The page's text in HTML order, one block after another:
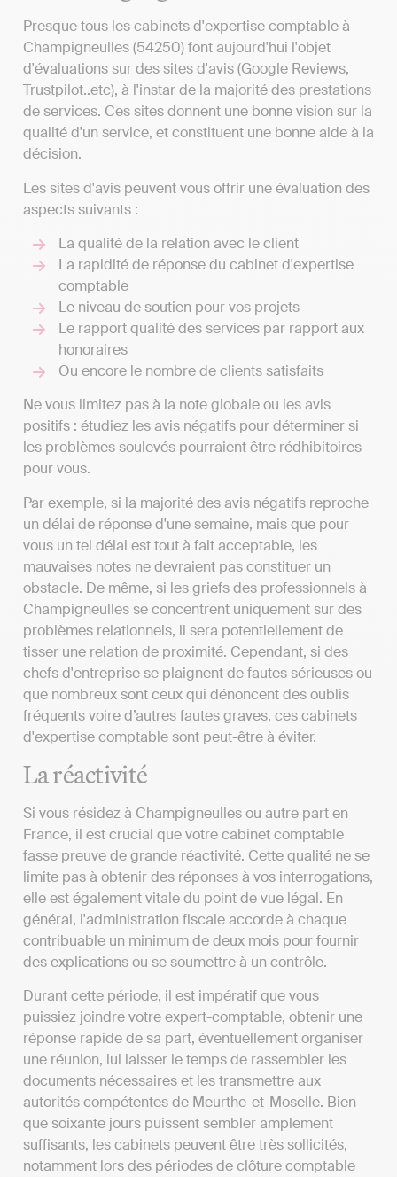
Presque tous les cabinets d'expertise comptable à
Champigneulles (54250) font aujourd'hui l'objet
d'évaluations sur des sites d'avis (Google Reviews,
Trustpilot..etc), à l'instar de la majorité des prestations
de services. Ces sites donnent une bonne vision sur la
qualité d'un service, et constituent une bonne aide à la
décision.
Les sites d'avis peuvent vous offrir une évaluation des
aspects suivants :
La qualité de la relation avec le client
La rapidité de réponse du cabinet d'expertise
comptable
Le niveau de soutien pour vos projets
Le rapport qualité des services par rapport aux
honoraires
Ou encore le nombre de clients satisfaits
Ne vous limitez pas à la note globale ou les avis
positifs : étudiez les avis négatifs pour déterminer si
les problèmes soulevés pourraient être rédhibitoires
pour vous.
Par exemple, si la majorité des avis négatifs reproche
un délai de réponse d'une semaine, mais que pour
vous un tel délai est tout à fait acceptable, les
mauvaises notes ne devraient pas constituer un
obstacle. De même, si les griefs des professionnels à
Champigneulles se concentrent uniquement sur des
problèmes relationnels, il sera potentiellement de
tisser une relation de proximité. Cependant, si des
chefs d'entreprise se plaignent de fautes sérieuses ou
que nombreux sont ceux qui dénoncent des oublis
fréquents voire d’autres fautes graves, ces cabinets
d'expertise comptable sont peut-être à éviter.
La réactivité
Si vous résidez à Champigneulles ou autre part en
France, il est crucial que votre cabinet comptable
fasse preuve de grande réactivité. Cette qualité ne se
limite pas à obtenir des réponses à vos interrogations,
elle est également vitale du point de vue légal. En
général, l'administration fiscale accorde à chaque
contribuable un minimum de deux mois pour fournir
des explications ou se soumettre à un contrôle.
Durant cette période, il est impératif que vous
puissiez joindre votre expert-comptable, obtenir une
réponse rapide de sa part, éventuellement organiser
une réunion, lui laisser le temps de rassembler les
documents nécessaires et les transmettre aux
autorités compétentes de Meurthe-et-Moselle. Bien
que soixante jours puissent sembler amplement
suffisants, les cabinets peuvent être très sollicités,
notamment lors des périodes de clôture comptable